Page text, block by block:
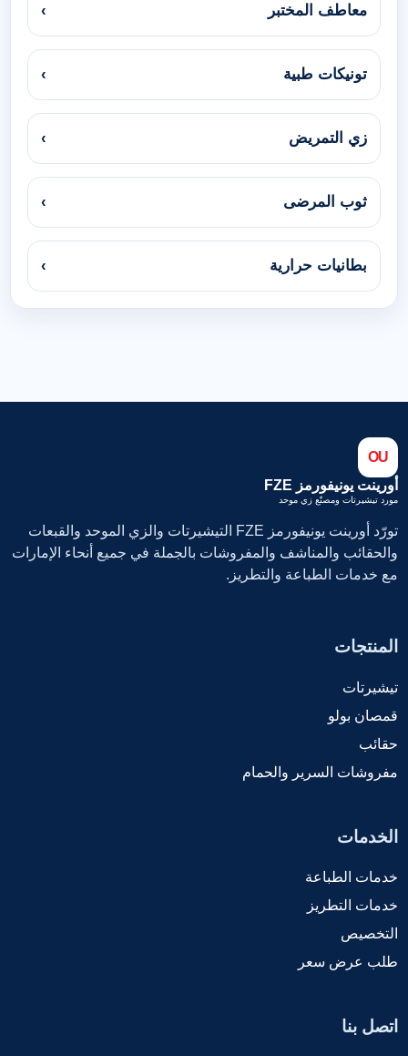
معاطف المختبر ›
تونيكات طبية ›
زي التمريض ›
ثوب المرضى ›
بطانيات حرارية ›
OU
أورينت يونيفورمز FZE
مورد تيشيرتات ومصنّع زي موحد
تورّد أورينت يونيفورمز FZE التيشيرتات والزي الموحد والقبعات
والحقائب والمناشف والمفروشات بالجملة في جميع أنحاء الإمارات
مع خدمات الطباعة والتطريز.
المنتجات
تيشيرتات
قمصان بولو
حقائب
مفروشات السرير والحمام
الخدمات
خدمات الطباعة
خدمات التطريز
التخصيص
طلب عرض سعر
اتصل بنا